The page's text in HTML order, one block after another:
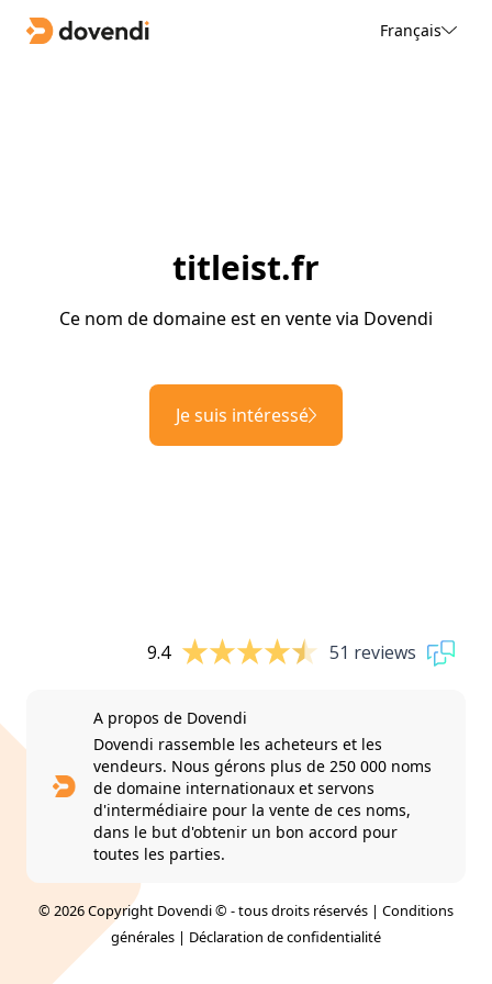
Français
titleist.fr
Ce nom de domaine est en vente via Dovendi
Je suis intéressé
9.4 51 reviews
A propos de Dovendi
Dovendi rassemble les acheteurs et les
vendeurs. Nous gérons plus de 250 000 noms
de domaine internationaux et servons
d'intermédiaire pour la vente de ces noms,
dans le but d'obtenir un bon accord pour
toutes les parties.
© 2026 Copyright Dovendi © - tous droits réservés | Conditions
générales | Déclaration de confidentialité